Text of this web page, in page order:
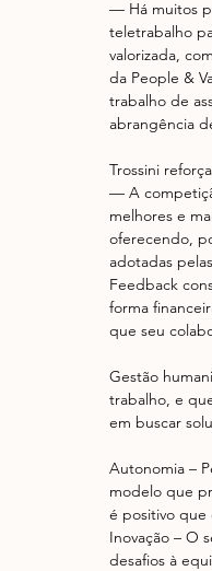
— Há muitos
teletrabalho
valorizada,
da People &
trabalho de
abrangência
Trossini
— A
melhores e
oferecendo,
adotadas
Feedback
forma
que seu
Gestão
trabalho, e
em buscar
Autonomia –
modelo que
é positivo que
Inovação – O
desafios à